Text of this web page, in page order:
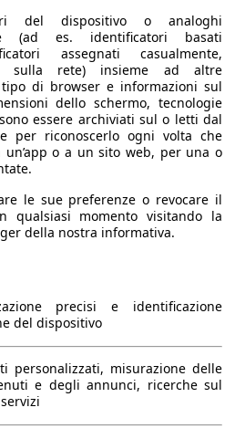
110 kW (150 PS)
8.1s
212 km/h
8
320 nm
1995 ccm
Diesel
4330 mm
1420 mm
del dispositivo o analoghi
(ad es. identificatori basati
assegnati casualmente,
sulla rete) insieme ad altre
di browser e informazioni sul
dello schermo, tecnologie
essere archiviati sul o letti dal
per riconoscerlo ogni volta che
un’app o a un sito web, per una o
le sue preferenze o revocare il
qualsiasi momento visitando la
della nostra informativa.
precisi e identificazione
del dispositivo
personalizzati, misurazione delle
e degli annunci, ricerche sul